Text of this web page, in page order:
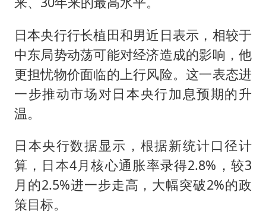
日本央行行长植田和男近日表示，相较于
中东局势动荡可能对经济造成的影响，他
更担忧物价面临的上行风险。这一表态进
一步推动市场对日本央行加息预期的升
温。
日本央行数据显示，根据新统计口径计
算，日本4月核心通胀率录得2.8%，较3
月的2.5%进一步走高，大幅突破2%的政
策目标。